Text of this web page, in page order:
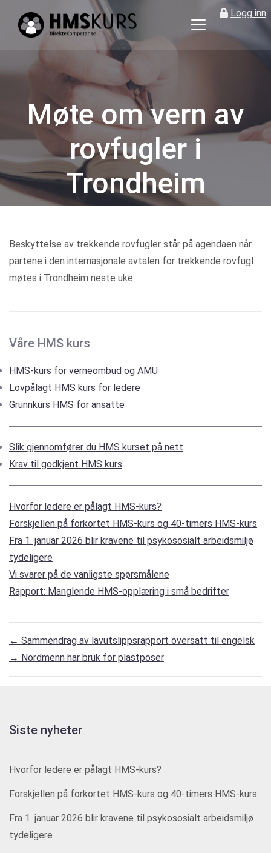
Logg inn
for
ledere
og
verneombud
Møte om vern av
rovfugler i
Trondheim
Beskyttelse av trekkende rovfugler står på agendaen når
partene i den internasjonale avtalen for trekkende rovfugl
møtes i Trondheim neste uke.
Våre HMS kurs
HMS-kurs for verneombud og AMU
Lovpålagt HMS kurs for ledere
Grunnkurs HMS for ansatte
Slik gjennomfører du HMS kurset på nett
Krav til godkjent HMS kurs
Hvorfor ledere er pålagt HMS-kurs?
Forskjellen på forkortet HMS-kurs og 40-timers HMS-kurs
Fra 1. januar 2026 blir kravene til psykososialt arbeidsmiljø
tydeligere
Vi svarer på de vanligste spørsmålene
Rapport: Manglende HMS-opplæring i små bedrifter
← Sammendrag av lavutslippsrapport oversatt til engelsk
→ Nordmenn har bruk for plastposer
Siste nyheter
Hvorfor ledere er pålagt HMS-kurs?
Forskjellen på forkortet HMS-kurs og 40-timers HMS-kurs
Fra 1. januar 2026 blir kravene til psykososialt arbeidsmiljø
tydeligere